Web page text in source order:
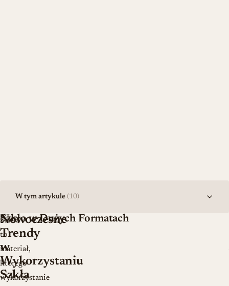
W tym artykule (10)
Szkło
to
materiał,
którego
wykorzystanie
Nowoczesne
Trendy
w
Wykorzystaniu
Szkła
Szkło w Dużych Formatach